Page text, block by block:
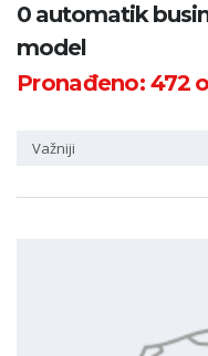
Županija
Samo sa slikom
0 automatik
model
Pronađeno:472
Važniji